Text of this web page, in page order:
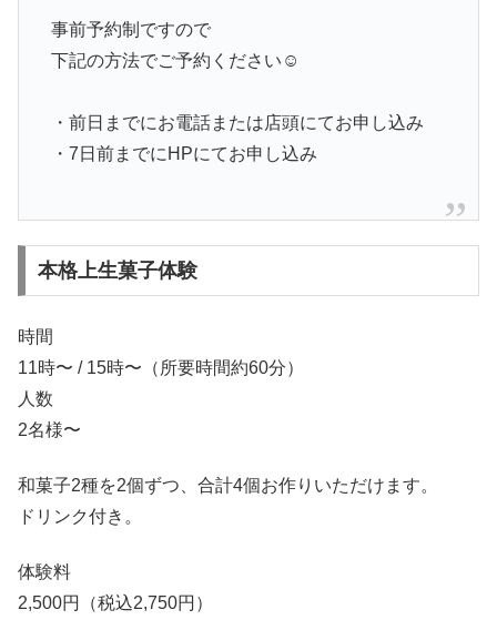
事前予約制ですので
下記の方法でご予約ください☺️
・前日までにお電話または店頭にてお申し込み
・7日前までにHPにてお申し込み
本格上生菓子体験
時間
11時〜 / 15時〜（所要時間約60分）
人数
2名様〜
和菓子2種を2個ずつ、合計4個お作りいただけます。
ドリンク付き。
体験料
2,500円（税込2,750円）